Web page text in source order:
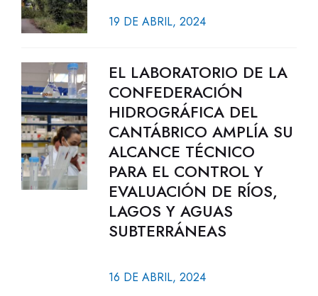
19 DE ABRIL, 2024
EL LABORATORIO DE LA
CONFEDERACIÓN
HIDROGRÁFICA DEL
CANTÁBRICO AMPLÍA SU
ALCANCE TÉCNICO
PARA EL CONTROL Y
EVALUACIÓN DE RÍOS,
LAGOS Y AGUAS
SUBTERRÁNEAS
16 DE ABRIL, 2024